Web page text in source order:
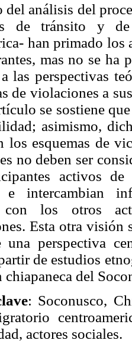
del análisis del
de tránsito y
han primado
mas no se ha
las perspectivas
de violaciones a
se sostiene
asimismo,
los esquemas de
no deben ser
activos
e intercambian
con los otros
Esta otra visión
una perspectiva
de estudios
chiapaneca del
: Soconusco,
actores sociales.